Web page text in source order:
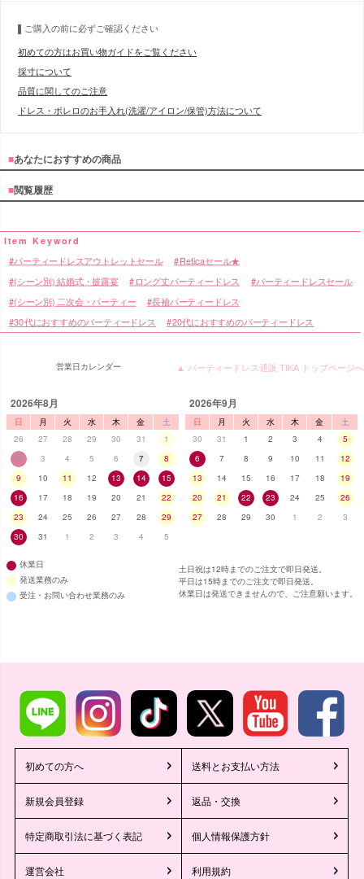
ご購入の前に必ずご確認ください
初めての方はお買い物ガイドをご覧ください
採寸について
品質に関してのご注意
ドレス・ボレロのお手入れ(洗濯/アイロン/保管)方法について
■あなたにおすすめの商品
■閲覧履歴
パーティードレスアウトレットセール Reticaセール★
(シーン別) 結婚式・披露宴 ロング丈パーティードレス パーティードレスセール
(シーン別) 二次会・パーティー
長袖パーティードレス
30代におすすめのパーティードレス
20代におすすめのパーティードレス
▲ パーティードレス通販 TIKA トップページへ
営業日カレンダー
2026年8月
日 月 火 水 木 金
土
26
27 28 29 30 31
1
2
3 4 5 6 7
8
9
10 11 12 13 14
15
16
17 18 19 20 21
22
23
24 25 26 27 28
29
30
31 1 2 3 4 5
2026年9月
日 月 火 水 木 金
土
30
31 1 2 3 4
5
6
7 8 9 10 11
12
13
14 15 16 17 18
19
20
21 22 23 24 25
26
27
28 29 30 1 2 3
休業日
発送業務のみ
受注・お問い合わせ業務のみ
土日祝は12時までのご注文で即日発送。
平日は15時までのご注文で即日発送。
休業日は発送できませんので、ご注意願います。
初めての方へ 送料とお支払い方法
新規会員登録 返品・交換
特定商取引法に基づく表記 個人情報保護方針
運営会社 利用規約